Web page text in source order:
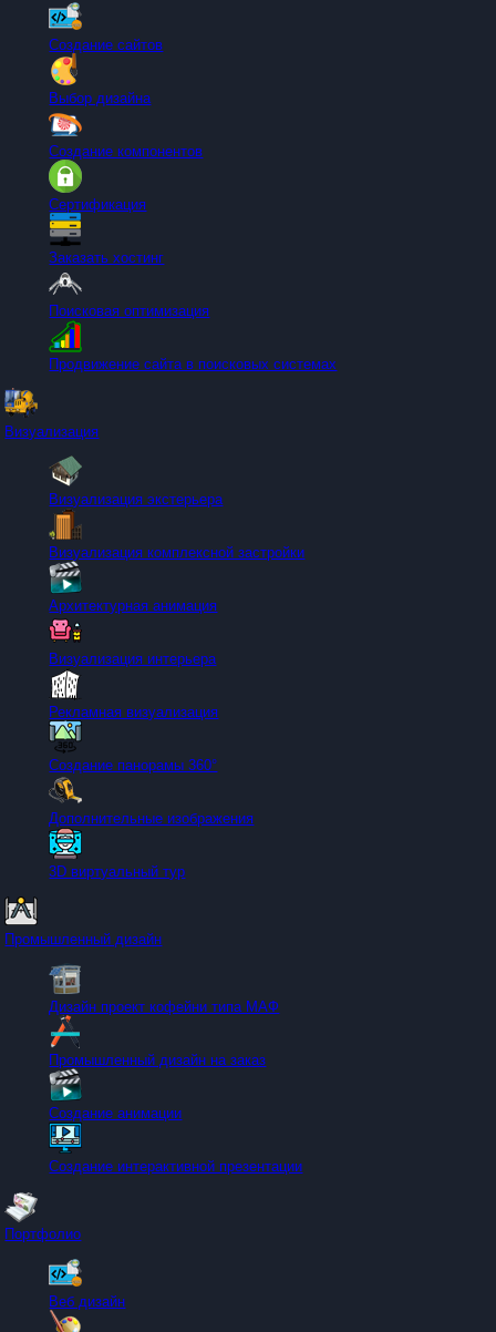
Создание сайтов
Выбор дизайна
Создание компонентов
Сертификация
Заказать хостинг
Поисковая оптимизация
Продвижение сайта в поисковых системах
Визуализация
Визуализация экстерьера
Визуализация комплексной застройки
Архитектурная анимация
Визуализация интерьера
Рекламная визуализация
Создание панорамы 360°
Дополнительные изображения
3D виртуальный тур
Промышленный дизайн
Дизайн проект кофейни типа МАФ
Промышленный дизайн на заказ
Создание анимации
Создание интерактивной презентации
Портфолио
Веб дизайн